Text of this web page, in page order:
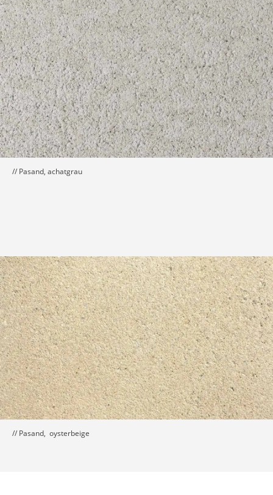
// Pasand, achatgrau
// Pasand, oysterbeige